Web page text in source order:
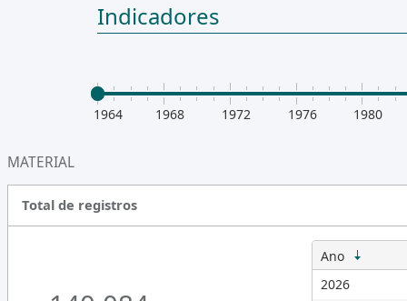
Indicadores
1964 1968 1972 1976 1980
MATERIAL
Total de registros
Ano
2026